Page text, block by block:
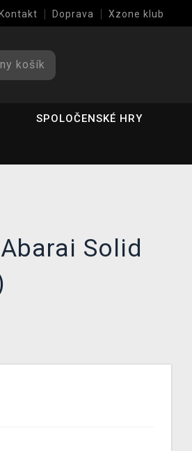
Kontakt Doprava Xzone klub
košík
SPOLOČENSKÉ HRY
Solid